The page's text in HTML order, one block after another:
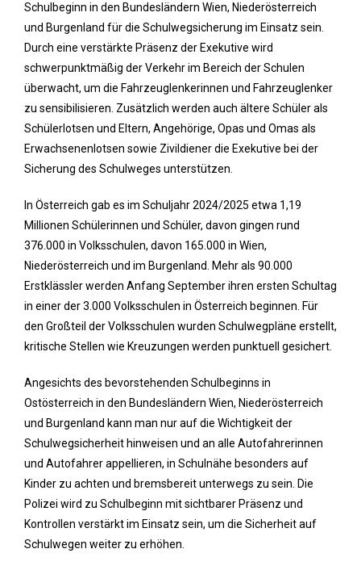
Schulbeginn in den Bundesländern Wien, Niederösterreich
und Burgenland für die Schulwegsicherung im Einsatz sein.
Durch eine verstärkte Präsenz der Exekutive wird
schwerpunktmäßig der Verkehr im Bereich der Schulen
überwacht, um die Fahrzeuglenkerinnen und Fahrzeuglenker
zu sensibilisieren. Zusätzlich werden auch ältere Schüler als
Schülerlotsen und Eltern, Angehörige, Opas und Omas als
Erwachsenenlotsen sowie Zivildiener die Exekutive bei der
Sicherung des Schulweges unterstützen.
In Österreich gab es im Schuljahr 2024/2025 etwa 1,19
Millionen Schülerinnen und Schüler, davon gingen rund
376.000 in Volksschulen, davon 165.000 in Wien,
Niederösterreich und im Burgenland. Mehr als 90.000
Erstklässler werden Anfang September ihren ersten Schultag
in einer der 3.000 Volksschulen in Österreich beginnen. Für
den Großteil der Volksschulen wurden Schulwegpläne erstellt,
kritische Stellen wie Kreuzungen werden punktuell gesichert.
Angesichts des bevorstehenden Schulbeginns in
Ostösterreich in den Bundesländern Wien, Niederösterreich
und Burgenland kann man nur auf die Wichtigkeit der
Schulwegsicherheit hinweisen und an alle Autofahrerinnen
und Autofahrer appellieren, in Schulnähe besonders auf
Kinder zu achten und bremsbereit unterwegs zu sein. Die
Polizei wird zu Schulbeginn mit sichtbarer Präsenz und
Kontrollen verstärkt im Einsatz sein, um die Sicherheit auf
Schulwegen weiter zu erhöhen.